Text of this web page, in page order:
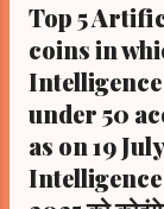
#rank148 10)
Top 5
coins in
under 50
as on 19
Intelligence